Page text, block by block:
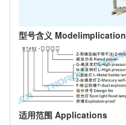
型号含义 Modelimplication
适用范围 Applications